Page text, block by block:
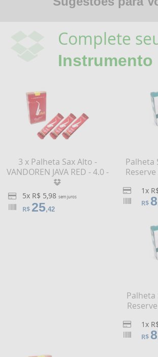
Complete
Instrumento
3 x Palheta Sax Alto -
VANDOREN JAVA RED - 4.0 -
5x R$ 5,98 sem juros
R$ 25,42
Palheta
1x
R$ 8
Palheta
1x
R$ 8